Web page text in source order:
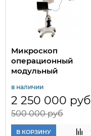
Микроскоп
операционный
модульный
МИКРОМ-ОФ1
в наличии
2 250 000 руб
500 000 руб
В КОРЗИНУ